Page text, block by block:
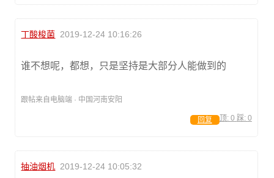
丁酸梭菌 2019-12-24 10:16:26
谁不想呢，都想，只是坚持是大部分人能做到的
跟帖来自电脑端 · 中国河南安阳
顶: 0 踩: 0
回复
抽油烟机 2019-12-24 10:05:32